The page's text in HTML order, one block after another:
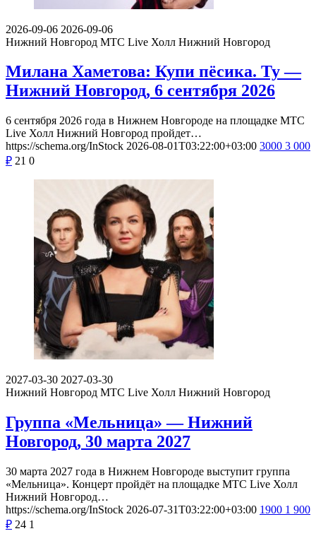
2026-09-06 2026-09-06
Нижний Новгород МТС Live Холл Нижний Новгород
Милана Хаметова: Купи пёсика. Ту —
Нижний Новгород, 6 сентября 2026
6 сентября 2026 года в Нижнем Новгороде на площадке МТС
Live Холл Нижний Новгород пройдет…
https://schema.org/InStock 2026-08-01T03:22:00+03:00 3000 3 000
₽ 21 0
2027-03-30 2027-03-30
Нижний Новгород МТС Live Холл Нижний Новгород
Группа «Мельница» — Нижний
Новгород, 30 марта 2027
30 марта 2027 года в Нижнем Новгороде выступит группа
«Мельница». Концерт пройдёт на площадке МТС Live Холл
Нижний Новгород…
https://schema.org/InStock 2026-07-31T03:22:00+03:00 1900 1 900
₽ 24 1